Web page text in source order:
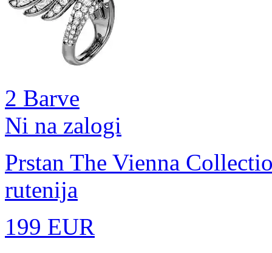
2 Barve
Ni na zalogi
Prstan The Vienna
rutenija
199 EUR